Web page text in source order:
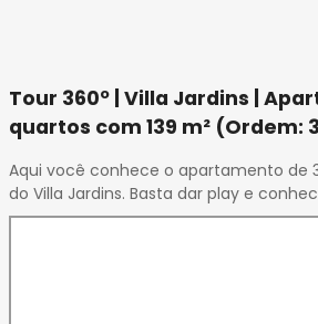
Tour 360º | Villa Jardins |
quartos com 139 m² (Ordem:
Aqui você conhece o apartamento de
do Villa Jardins. Basta dar play e